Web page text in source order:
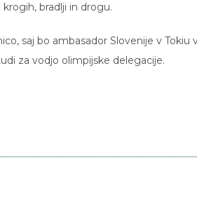
bradlji in drogu.
saj bo ambasador Slovenije v Tokiu
za vodjo olimpijske delegacije.